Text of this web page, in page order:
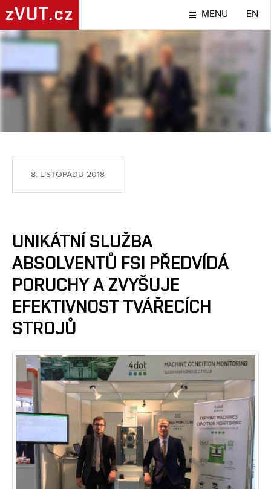
zVUT.cz MENU EN
NÁPADY A OBJEVY
8. LISTOPADU 2018
UNIKÁTNÍ SLUŽBA
ABSOLVENTŮ FSI PŘEDVÍDÁ
PORUCHY A ZVYŠUJE
EFEKTIVNOST TVÁŘECÍCH
STROJŮ